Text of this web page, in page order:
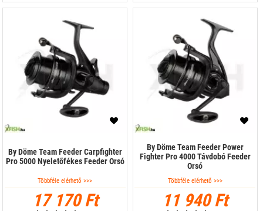
By Döme Team Feeder Carpfighter
Pro 5000 Nyeletőfékes Feeder Orsó
Többféle elérhető >>>
17 170 Ft
By Döme Team Feeder Power
Fighter Pro 4000 Távdobó Feeder
Orsó
Többféle elérhető >>>
11 940 Ft